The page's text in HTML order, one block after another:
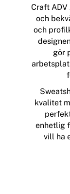
Craft ADV
och
och
gör
kvalitet
enhetlig
vill ha